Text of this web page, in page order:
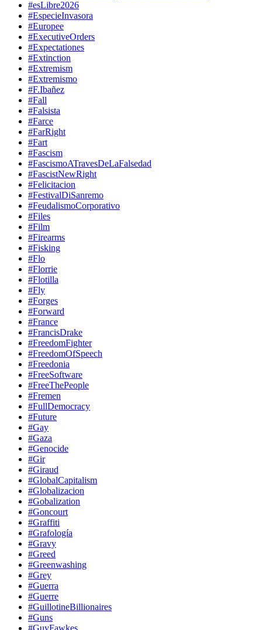
#esLibre2026
#EspecieInvasora
#Europee
#ExecutiveOrders
#Expectationes
#Extinction
#Extremism
#Extremismo
#F.Ibañez
#Fall
#Falsista
#Farce
#FarRight
#Fart
#Fascism
#FascismoATravesDeLaFalsedad
#FascistNewRight
#Felicitacion
#FestivalDiSanremo
#FeudalismoCorporativo
#Files
#Film
#Firearms
#Fisking
#Flo
#Florrie
#Flotilla
#Fly
#Forges
#Forward
#France
#FrancisDrake
#FreedomFighter
#FreedomOfSpeech
#Freedonia
#FreeSoftware
#FreeThePeople
#Fremen
#FullDemocracy
#Future
#Gay
#Gaza
#Genocide
#Gir
#Giraud
#GlobalCapitalism
#Globalizacion
#Gobalization
#Goncourt
#Graffiti
#Grafología
#Gravy
#Greed
#Greenwashing
#Grey
#Guerra
#Guerre
#GuillotineBillionaires
#Guns